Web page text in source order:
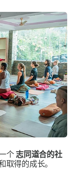
个 志同道合的社
取得的成长。